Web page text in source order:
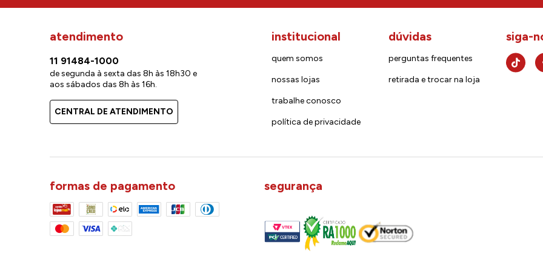
atendimento
11 91484-1000
de segunda à sexta das 8h às 18h30 e
aos sábados das 8h às 16h.
CENTRAL DE ATENDIMENTO
institucional
quem somos
nossas lojas
trabalhe conosco
política de privacidade
dúvidas
perguntas frequentes
retirada e trocar na loja
siga-
formas de pagamento segurança